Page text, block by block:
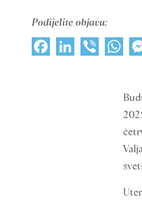
Podijelite objavu:
FacebookLinkedInViber